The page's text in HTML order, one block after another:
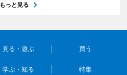
もっと見る
見る・遊ぶ 買う
学ぶ・知る 特集